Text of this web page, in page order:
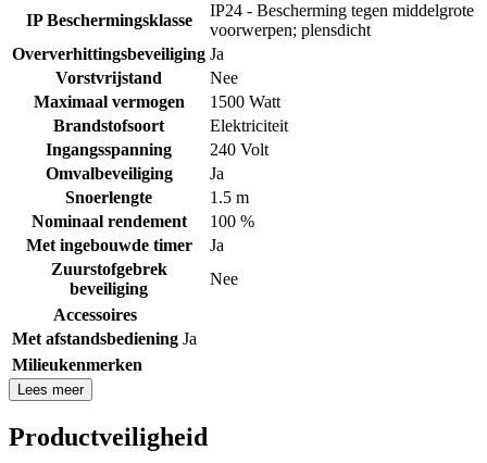
IP Beschermingsklasse
IP24 - Bescherming tegen middelgrote
voorwerpen; plensdicht
Oververhittingsbeveiliging Ja
Vorstvrijstand
Nee
Maximaal vermogen
1500 Watt
Brandstofsoort
Elektriciteit
Ingangsspanning
240 Volt
Omvalbeveiliging
Ja
Snoerlengte
1.5 m
Nominaal rendement
100 %
Met ingebouwde timer
Ja
Zuurstofgebrek
beveiliging
Nee
Accessoires
Met afstandsbediening Ja
Milieukenmerken
Lees meer
Productveiligheid